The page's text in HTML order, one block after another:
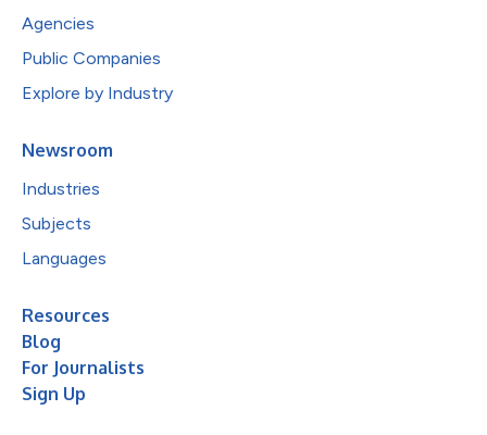
Agencies
Public Companies
Explore by Industry
Newsroom
Industries
Subjects
Languages
Resources
Blog
For Journalists
Sign Up